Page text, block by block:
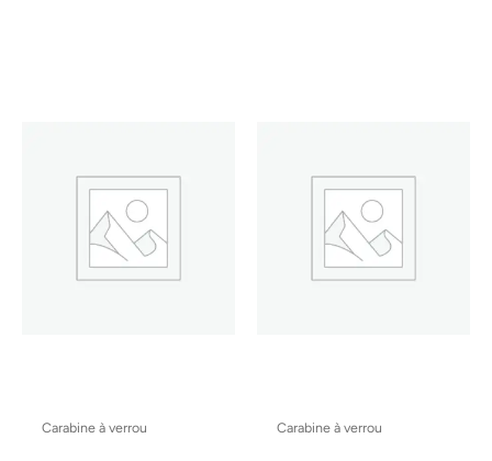
Carabine à verrou Carabine à verrou